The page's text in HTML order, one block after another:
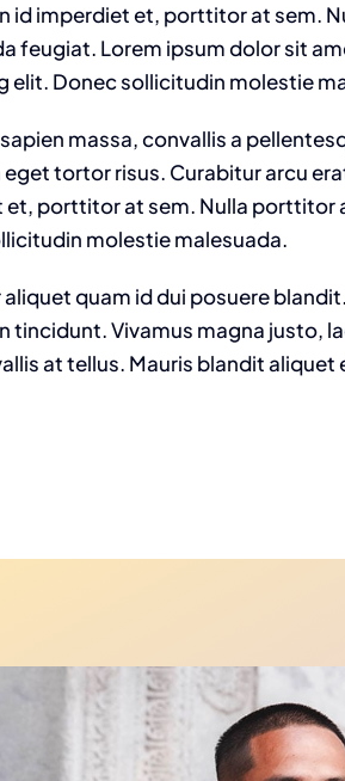
id imperdiet et, porttitor at sem.
feugiat. Lorem ipsum dolor sit
elit. Donec sollicitudin molestie
massa, convallis a
eget tortor risus. Curabitur arcu
et, porttitor at sem. Nulla porttitor
molestie malesuada.
quam id dui posuere
tincidunt. Vivamus magna justo,
at tellus. Mauris blandit